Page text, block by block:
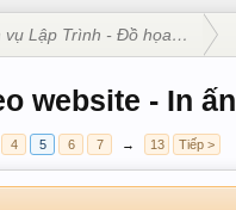
vụ Lập Trình - Đồ họa - Web
website - In ấn
4 5 6 7 → 13 Tiếp >